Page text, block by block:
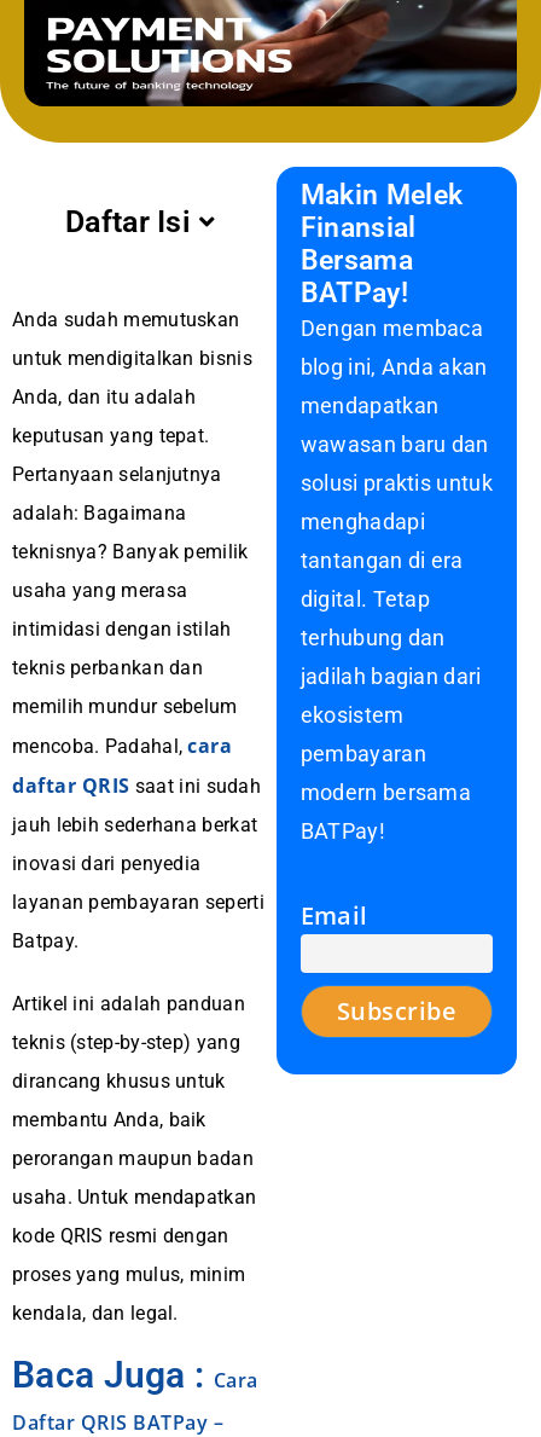
Daftar Isi
Anda sudah memutuskan
untuk mendigitalkan bisnis
Anda, dan itu adalah
keputusan yang tepat.
Pertanyaan selanjutnya
adalah: Bagaimana
teknisnya? Banyak pemilik
usaha yang merasa
intimidasi dengan istilah
teknis perbankan dan
memilih mundur sebelum
mencoba. Padahal,cara
daftar QRIS saat ini sudah
jauh lebih sederhana berkat
inovasi dari penyedia
layanan pembayaran seperti
Batpay.
Artikel ini adalah panduan
teknis (step-by-step) yang
dirancang khusus untuk
membantu Anda, baik
perorangan maupun badan
usaha. Untuk mendapatkan
kode QRIS resmi dengan
proses yang mulus, minim
kendala, dan legal.
Baca Juga : Cara
Daftar QRIS BATPay –
Makin Melek
Finansial
Bersama
BATPay!
Dengan membaca
blog ini, Anda akan
mendapatkan
wawasan baru dan
solusi praktis untuk
menghadapi
tantangan di era
digital. Tetap
terhubung dan
jadilah bagian dari
ekosistem
pembayaran
modern bersama
BATPay!
Email